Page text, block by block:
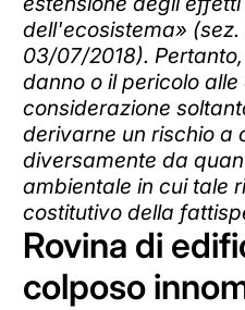
dell'ecosistema» (sez.
03/07/2018).
danno o il pericolo alle
considerazione
derivarne un rischio a
diversamente da
ambientale in cui tale
costitutivo della
Rovina di
colposo